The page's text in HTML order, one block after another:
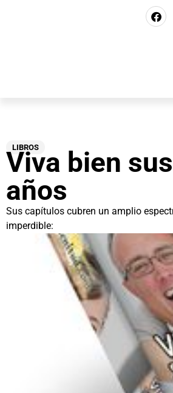
LIBROS
Viva bien
años
Sus capítulos cubren un amplio
imperdible: